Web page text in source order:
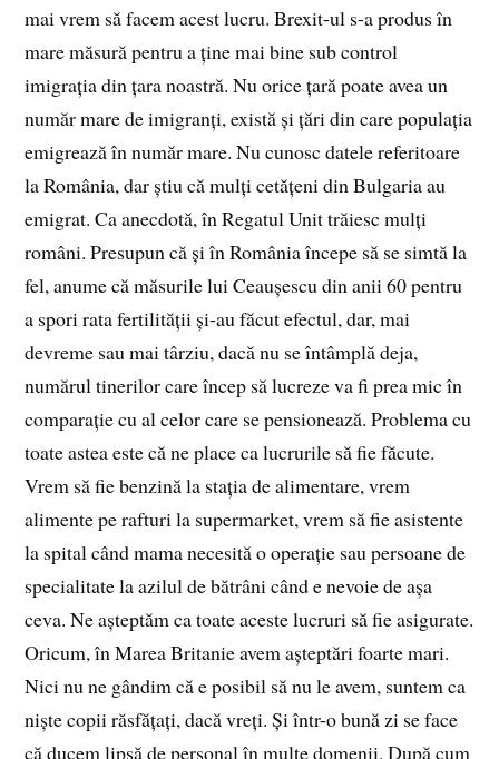
mai vrem să facem acest lucru. Brexit-ul s-a produs în
mare măsură pentru a ține mai bine sub control
imigrația din țara noastră. Nu orice țară poate avea un
număr mare de imigranți, există și țări din care populația
emigrează în număr mare. Nu cunosc datele referitoare
la România, dar știu că mulți cetățeni din Bulgaria au
emigrat. Ca anecdotă, în Regatul Unit trăiesc mulți
români. Presupun că și în România începe să se simtă la
fel, anume că măsurile lui Ceaușescu din anii 60 pentru
a spori rata fertilității și-au făcut efectul, dar, mai
devreme sau mai târziu, dacă nu se întâmplă deja,
numărul tinerilor care încep să lucreze va fi prea mic în
comparație cu al celor care se pensionează. Problema cu
toate astea este că ne place ca lucrurile să fie făcute.
Vrem să fie benzină la stația de alimentare, vrem
alimente pe rafturi la supermarket, vrem să fie asistente
la spital când mama necesită o operație sau persoane de
specialitate la azilul de bătrâni când e nevoie de așa
ceva. Ne așteptăm ca toate aceste lucruri să fie asigurate.
Oricum, în Marea Britanie avem așteptări foarte mari.
Nici nu ne gândim că e posibil să nu le avem, suntem ca
niște copii răsfățați, dacă vreți. Și într-o bună zi se face
că ducem lipsă de personal în multe domenii. După cum